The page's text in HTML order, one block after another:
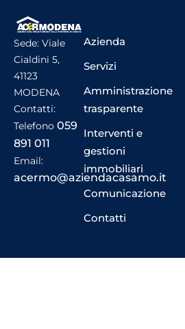
Sede: Viale
Cialdini 5,
41123
MODENA
Contatti:
Telefono 059
891 011
Email:
acermo@aziendacasamo.it
Azienda
Servizi
Amministrazione
trasparente
Interventi e
gestioni
immobiliari
Comunicazione
Contatti